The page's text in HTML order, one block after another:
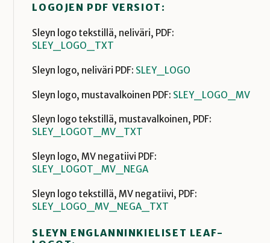
LOGOJEN PDF VERSIOT:
Sleyn logo tekstillä, neliväri, PDF:
SLEY_LOGO_TXT
Sleyn logo, neliväri PDF: SLEY_LOGO
Sleyn logo, mustavalkoinen PDF: SLEY_LOGO_MV
Sleyn logo tekstillä, mustavalkoinen, PDF:
SLEY_LOGOT_MV_TXT
Sleyn logo, MV negatiivi PDF:
SLEY_LOGOT_MV_NEGA
Sleyn logo tekstillä, MV negatiivi, PDF:
SLEY_LOGO_MV_NEGA_TXT
SLEYN ENGLANNINKIELISET LEAF-